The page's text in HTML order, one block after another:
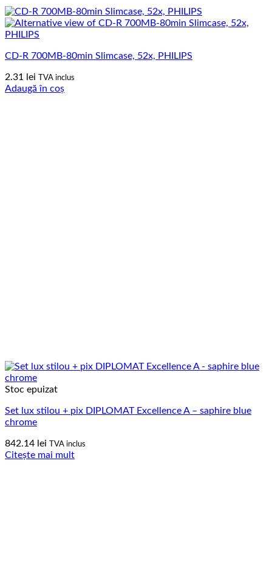
CD-R 700MB-80min Slimcase, 52x, PHILIPS
2.31 lei TVA inclus
Adaugă în coș
Stoc epuizat
Set lux stilou + pix DIPLOMAT Excellence A – saphire blue
chrome
842.14 lei TVA inclus
Citește mai mult